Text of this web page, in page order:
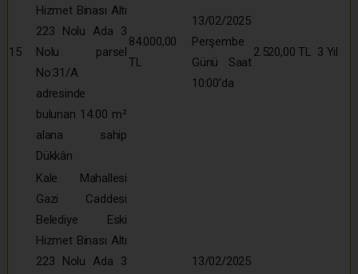
15
Hizmet Binası Altı
223 Nolu Ada 3
Nolu parsel
No:31/A
adresinde
bulunan 14.00 m²
alana sahip
Dükkân
84.000,00
TL
13/02/2025
Perşembe
Günü Saat
10:00’da
2.520,00 TL 3 Yıl
Kale Mahallesi
Gazi Caddesi
Belediye Eski
Hizmet Binası Altı
223 Nolu Ada 3
13/02/2025